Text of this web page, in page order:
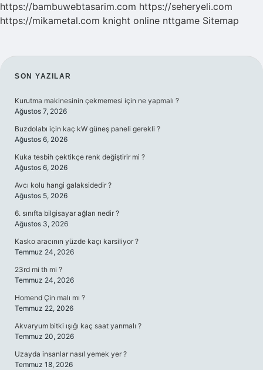
https://bambuwebtasarim.com https://seheryeli.com
https://mikametal.com knight online nttgame Sitemap
SIDEBAR
SON YAZILAR
Kurutma makinesinin çekmemesi için ne yapmalı ?
Ağustos 7, 2026
Buzdolabı için kaç kW güneş paneli gerekli ?
Ağustos 6, 2026
Kuka tesbih çektikçe renk değiştirir mi ?
Ağustos 6, 2026
Avcı kolu hangi galaksidedir ?
Ağustos 5, 2026
6. sınıfta bilgisayar ağları nedir ?
Ağustos 3, 2026
Kasko aracının yüzde kaçı karsiliyor ?
Temmuz 24, 2026
23rd mi th mi ?
Temmuz 24, 2026
Homend Çin malı mı ?
Temmuz 22, 2026
Akvaryum bitki ışığı kaç saat yanmalı ?
Temmuz 20, 2026
Uzayda insanlar nasıl yemek yer ?
Temmuz 18, 2026